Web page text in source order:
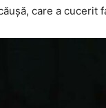
care a cucerit